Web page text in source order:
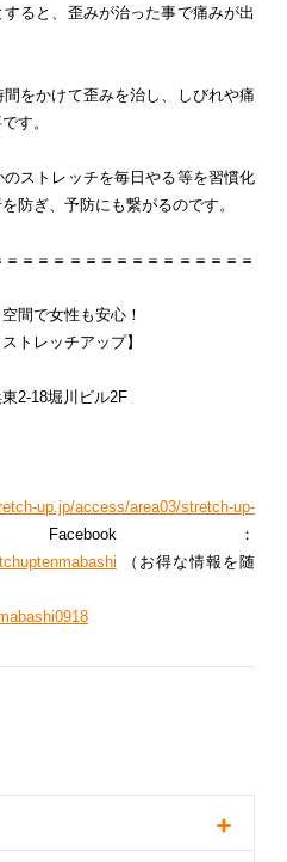
ると、歪みが治った事で痛みが出
をかけて歪みを治し、しびれや痛
す。
ストレッチを毎日やる等を習慣化
防ぎ、予防にも繋がるのです。
＝＝＝＝＝＝＝＝＝＝＝＝＝＝＝
間で女性も安心！
トレッチアップ】
2-18堀川ビル2F
up.jp/access/area03/stretch-up-
：
（お得な情報を随